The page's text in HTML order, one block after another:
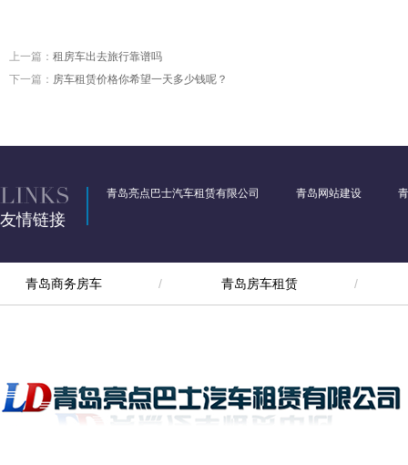
上一篇： 租房车出去旅行靠谱吗
下一篇： 房车租赁价格你希望一天多少钱呢？
友情链接
青岛亮点巴士汽车租赁有限公司 青岛网站建设
青岛商务房车 青岛房车租赁